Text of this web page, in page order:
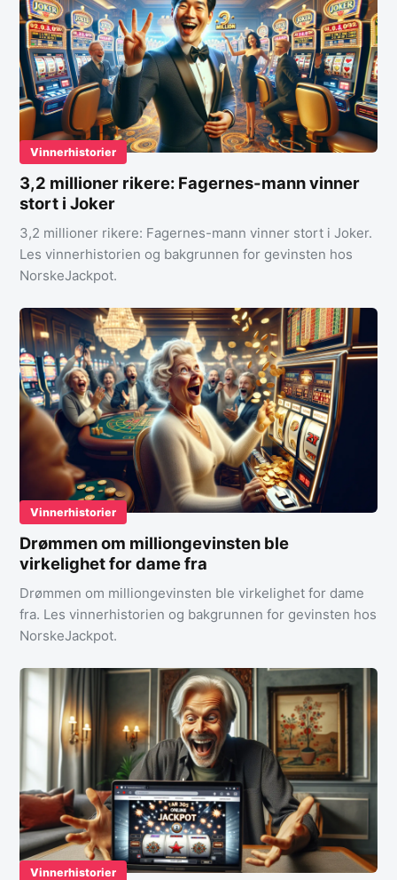
Vinnerhistorier
3,2 millioner rikere: Fagernes-mann vinner
stort i Joker
3,2 millioner rikere: Fagernes-mann vinner stort i Joker.
Les vinnerhistorien og bakgrunnen for gevinsten hos
NorskeJackpot.
Vinnerhistorier
Drømmen om milliongevinsten ble
virkelighet for dame fra
Drømmen om milliongevinsten ble virkelighet for dame
fra. Les vinnerhistorien og bakgrunnen for gevinsten hos
NorskeJackpot.
Vinnerhistorier